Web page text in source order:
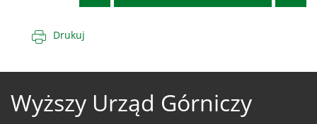
Drukuj
Wyższy Urząd Górniczy